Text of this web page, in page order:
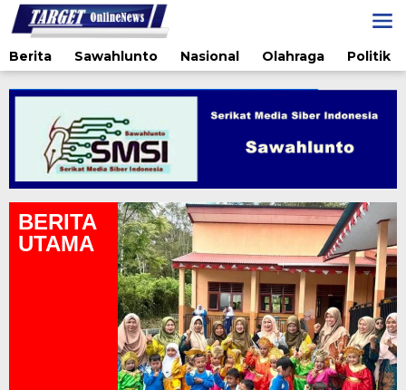
Lewati
ke
konten
Berita
Sawahlunto Nasional Olahraga Politik
BERITA
UTAMA